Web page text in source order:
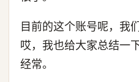
目前的这个账号呢，我
哎，我也给大家总结一
经常。